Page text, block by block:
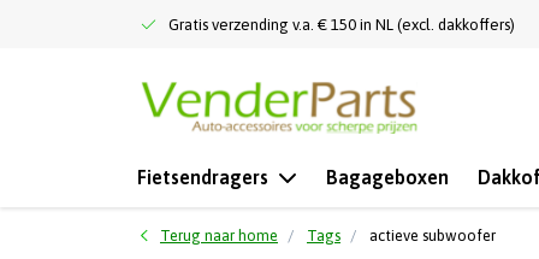
Gratis verzending v.a. € 150 in NL (excl. dakkoffers)
Fietsendragers Bagageboxen
Terug naar home Tags actieve subwoofer